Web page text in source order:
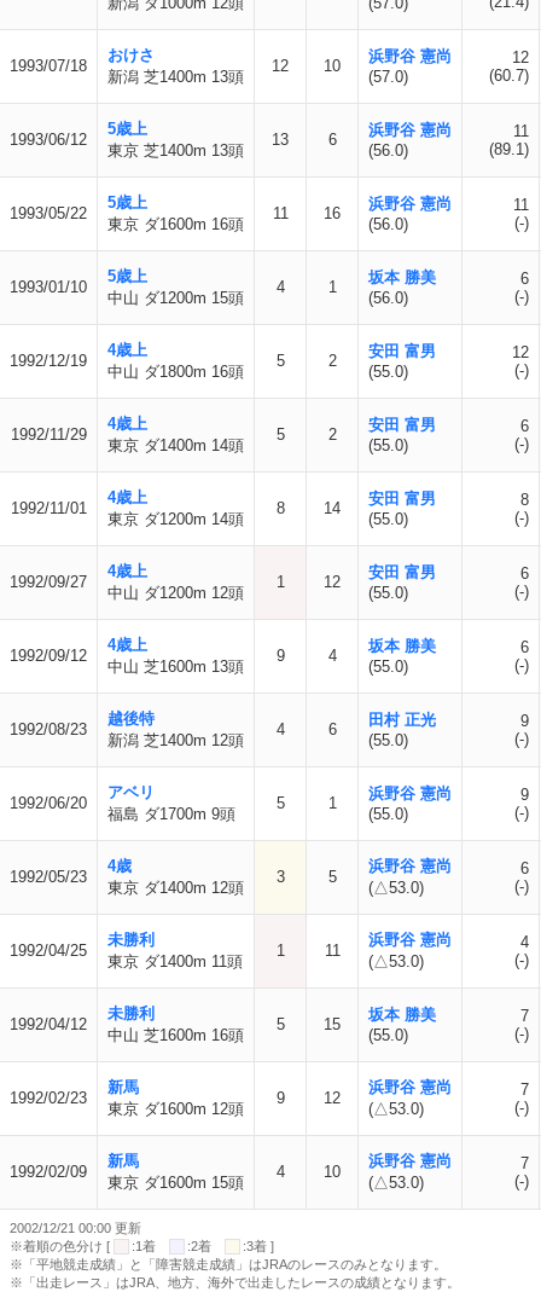
1993/07/18
おけさ
新潟 芝1400m 13頭
12 10
浜野谷 憲尚
(57.0)
12
(60.7)
1993/06/12
5歳上
東京 芝1400m 13頭
13 6
浜野谷 憲尚
(56.0)
11
(89.1)
1993/05/22
5歳上
東京 ダ1600m 16頭
11 16
浜野谷 憲尚
(56.0)
11
(-)
1993/01/10
5歳上
中山 ダ1200m 15頭
4 1
坂本 勝美
(56.0)
6
(-)
1992/12/19
4歳上
中山 ダ1800m 16頭
5 2
安田 富男
(55.0)
12
(-)
1992/11/29
4歳上
東京 ダ1400m 14頭
5 2
安田 富男
(55.0)
6
(-)
1992/11/01
4歳上
東京 ダ1200m 14頭
8 14
安田 富男
(55.0)
8
(-)
1992/09/27
4歳上
中山 ダ1200m 12頭
1 12
安田 富男
(55.0)
6
(-)
1992/09/12
4歳上
中山 芝1600m 13頭
9 4
坂本 勝美
(55.0)
6
(-)
1992/08/23
越後特
新潟 芝1400m 12頭
4 6
田村 正光
(55.0)
9
(-)
1992/06/20
アベリ
福島 ダ1700m 9頭
5 1
浜野谷 憲尚
(55.0)
9
(-)
1992/05/23
4歳
東京 ダ1400m 12頭
3 5
浜野谷 憲尚
(△53.0)
6
(-)
1992/04/25
未勝利
東京 ダ1400m 11頭
1 11
浜野谷 憲尚
(△53.0)
4
(-)
1992/04/12
未勝利
中山 芝1600m 16頭
5 15
坂本 勝美
(55.0)
7
(-)
1992/02/23
新馬
東京 ダ1600m 12頭
9 12
浜野谷 憲尚
(△53.0)
7
(-)
1992/02/09
新馬
東京 ダ1600m 15頭
4 10
浜野谷 憲尚
(△53.0)
7
(-)
2002/12/21 00:00 更新
※着順の色分け [
:1着 :2着
:3着 ]
※「平地競走成績」と「障害競走成績」はJRAのレースのみとなります。
※「出走レース」はJRA、地方、海外で出走したレースの成績となります。